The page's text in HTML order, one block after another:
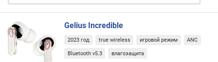
р
п
Gelius Incredible
2023 год true wireless игровой режим ANC
Bluetooth v5.3 влагозащита